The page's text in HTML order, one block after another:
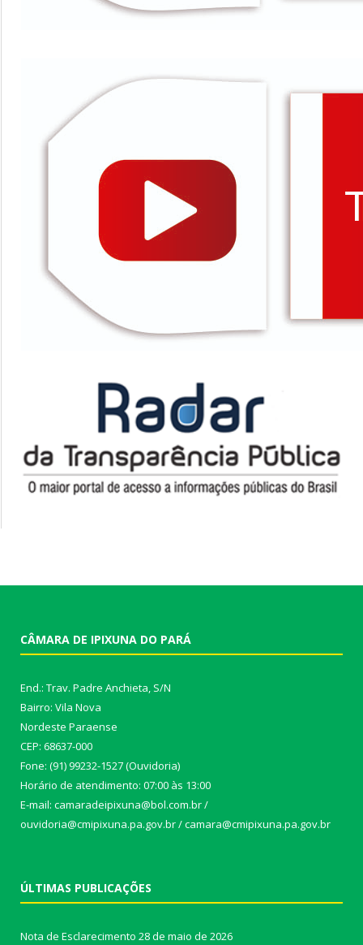
CÂMARA DE IPIXUNA DO PARÁ
End.: Trav. Padre Anchieta, S/N
Bairro: Vila Nova
Nordeste Paraense
CEP: 68637-000
Fone: (91) 99232-1527 (Ouvidoria)
Horário de atendimento: 07:00 às 13:00
E-mail: camaradeipixuna@bol.com.br /
ouvidoria@cmipixuna.pa.gov.br / camara@cmipixuna.pa.gov.br
ÚLTIMAS PUBLICAÇÕES
Nota de Esclarecimento 28 de maio de 2026